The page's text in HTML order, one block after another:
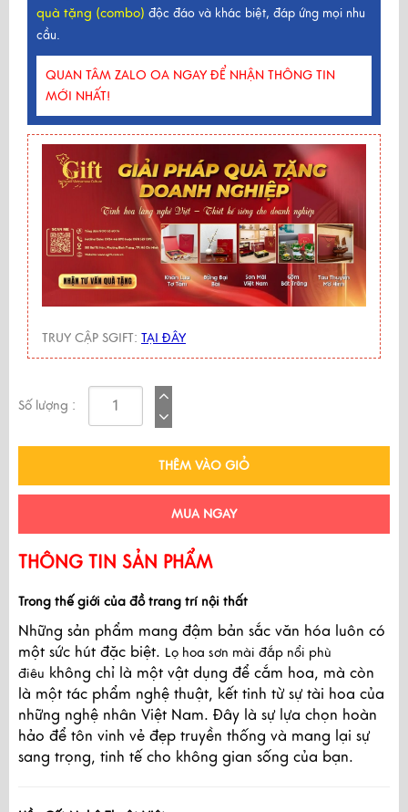
quà tặng (combo) độc đáo và khác biệt, đáp ứng mọi nhu
cầu.
QUAN TÂM ZALO OA NGAY ĐỂ NHẬN THÔNG TIN
MỚI NHẤT!
TRUY CẬP SGIFT: TẠI ĐÂY
Số lượng :
THÊM VÀO GIỎ
MUA NGAY
THÔNG TIN SẢN PHẨM
Trong thế giới của đồ trang trí nội thất
Những sản phẩm mang đậm bản sắc văn hóa luôn có
một sức hút đặc biệt. Lọ hoa sơn mài đắp nổi phù
điêu không chỉ là một vật dụng để cắm hoa, mà còn
là một tác phẩm nghệ thuật, kết tinh từ sự tài hoa của
những nghệ nhân Việt Nam. Đây là sự lựa chọn hoàn
hảo để tôn vinh vẻ đẹp truyền thống và mang lại sự
sang trọng, tinh tế cho không gian sống của bạn.